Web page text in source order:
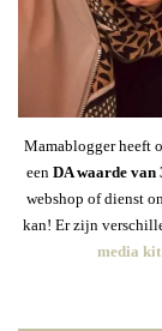
Mamablogger heeft
een DA waarde van
webshop of dienst
kan! Er zijn
media kit